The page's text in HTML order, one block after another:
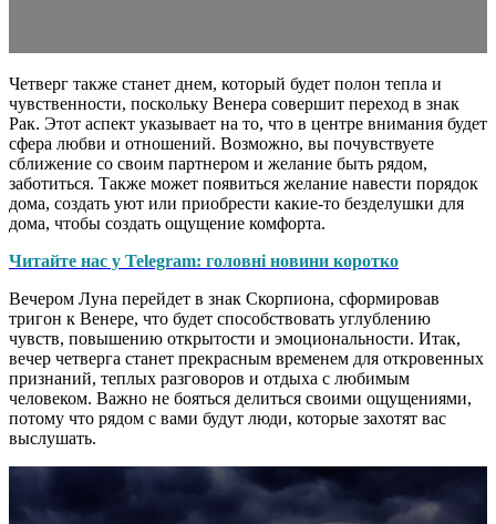
Четверг также станет днем, который будет полон тепла и
чувственности, поскольку Венера совершит переход в знак
Рак. Этот аспект указывает на то, что в центре внимания будет
сфера любви и отношений. Возможно, вы почувствуете
сближение со своим партнером и желание быть рядом,
заботиться. Также может появиться желание навести порядок
дома, создать уют или приобрести какие-то безделушки для
дома, чтобы создать ощущение комфорта.
Читайте нас у Telegram: головні новини коротко
Вечером Луна перейдет в знак Скорпиона, сформировав
тригон к Венере, что будет способствовать углублению
чувств, повышению открытости и эмоциональности. Итак,
вечер четверга станет прекрасным временем для откровенных
признаний, теплых разговоров и отдыха с любимым
человеком. Важно не бояться делиться своими ощущениями,
потому что рядом с вами будут люди, которые захотят вас
выслушать.